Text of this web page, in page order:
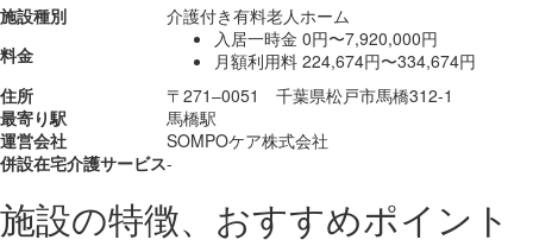
施設種別
介護付き有料老人ホーム
料金
入居一時金 0円〜7,920,000円
月額利用料 224,674円〜334,674円
住所
〒271‒0051 千葉県松戸市馬橋312-1
最寄り駅
馬橋駅
運営会社
SOMPOケア株式会社
併設在宅介護サービス-
施設の特徴、おすすめポイント